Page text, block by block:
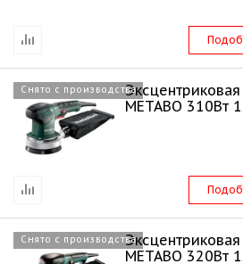
Снято с производства
METABO 310Вт
Снято с производства
METABO 320Вт